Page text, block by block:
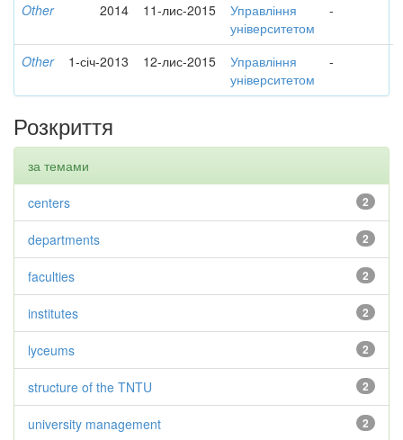
Other 2014 11-лис-2015
Управління
університетом
-
Other 1-січ-2013 12-лис-2015
Управління
університетом
-
Розкриття
за темами
2
centers
2
departments
2
faculties
2
institutes
2
lyceums
2
structure of the TNTU
2
university management